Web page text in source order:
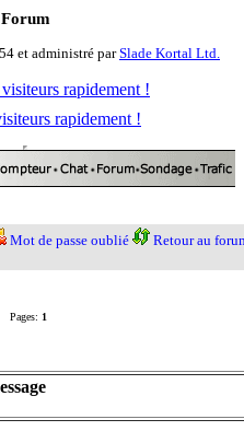
Forum
et administré parSlade Kortal Ltd.
rapidement !
rapidement !
Mot de passe oublié Retour au
Pages: 1